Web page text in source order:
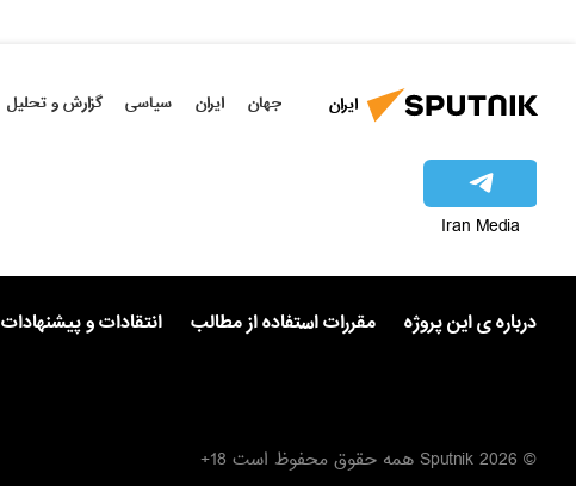
ایران جهان ایران سیاسی گزارش و تحلیل
Iran Media
درباره ی این پروژه مقررات استفاده از مطالب انتقادات و پیشنهادات
© 2026 Sputnik همه حقوق محفوظ است 18+